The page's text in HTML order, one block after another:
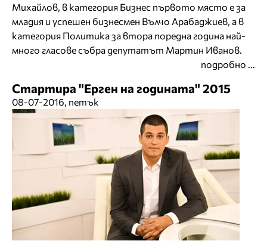
Михайлов, в категория Бизнес първото място е за
младия и успешен бизнесмен Вълчо Арабаджиев, а в
категория Политика за втора поредна година най-
много гласове събра депутатът Мартин Иванов.
подробно ...
Стартира "Ерген на годината" 2015
08-07-2016, петък